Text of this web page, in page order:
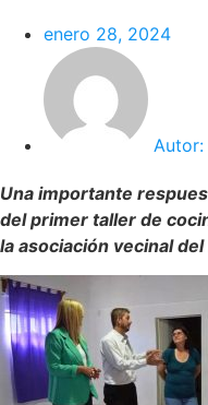
enero 28, 2024
Autor:
Una importante
del primer taller de
la asociación vecinal